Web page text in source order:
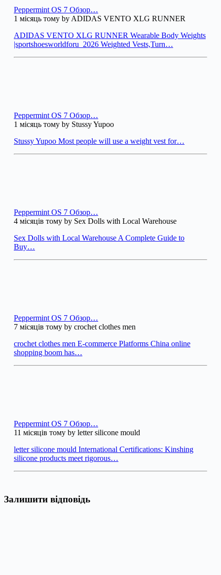
Peppermint OS 7 Обзор…
1 місяць тому by ADIDAS VENTO XLG RUNNER
ADIDAS VENTO XLG RUNNER Wearable Body Weights
|sportshoesworldforu_2026 Weighted Vests,Turn…
Peppermint OS 7 Обзор…
1 місяць тому by Stussy Yupoo
Stussy Yupoo Most people will use a weight vest for…
Peppermint OS 7 Обзор…
4 місяців тому by Sex Dolls with Local Warehouse
Sex Dolls with Local Warehouse A Complete Guide to
Buy…
Peppermint OS 7 Обзор…
7 місяців тому by crochet clothes men
crochet clothes men E-commerce Platforms China online
shopping boom has…
Peppermint OS 7 Обзор…
11 місяців тому by letter silicone mould
letter silicone mould International Certifications: Kinshing
silicone products meet rigorous…
Залишити відповідь